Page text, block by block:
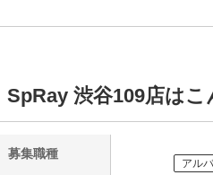
SpRay 渋谷109店はこ
募集職種
アル